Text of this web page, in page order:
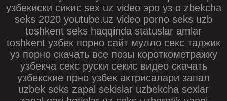
узбекиски сикис sex uz video эро уз o zbekcha
seks 2020 youtube.uz video porno seks uzb
toshkent seks haqqinda statuslar amlar
toshkent узбек порно сайт мулло секс таджик
уз порно скачать все позы короткометражку
узбекча секс руски секис видео скачать
узбекские прно узбек актрисалари запал
uzbek seks zapal sekislar uzbekcha sexlar